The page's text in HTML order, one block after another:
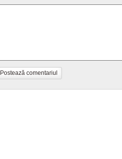
Postează comentariul